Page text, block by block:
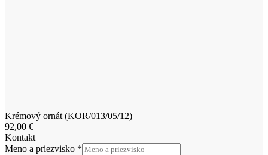
Krémový ornát (KOR/013/05/12)
92,00 €
Kontakt
Meno a priezvisko *